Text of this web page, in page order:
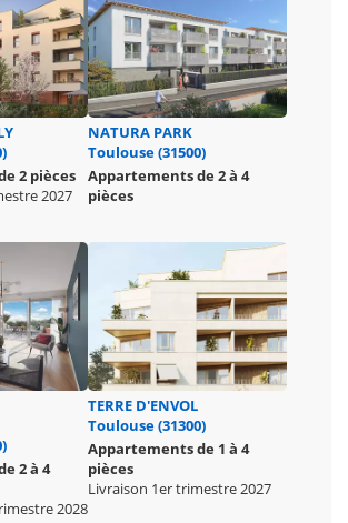
2 pièces
2027
NATURA PARK
Toulouse (31500)
Appartements de 2 à 4
pièces
2 à 4
2028
TERRE D'ENVOL
Toulouse (31300)
Appartements de 1 à 4
pièces
Livraison 1er trimestre 2027